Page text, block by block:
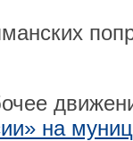
на